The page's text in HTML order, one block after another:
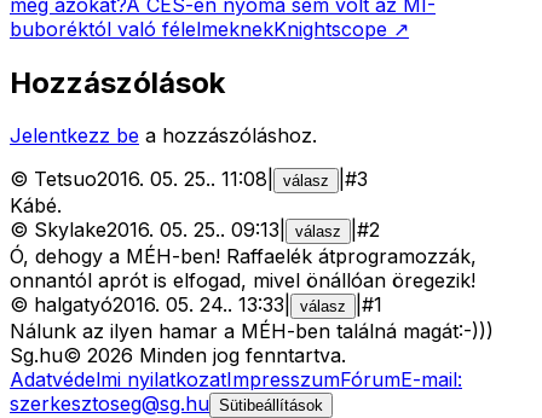
buboréktól való félelmeknekKnightscope ↗
Hozzászólások
Jelentkezz be a hozzászóláshoz.
© Tetsuo2016. 05. 25.. 11:08 válasz #3
Kábé.
© Skylake2016. 05. 25.. 09:13 válasz #2
Ó, dehogy a MÉH-ben! Raffaelék átprogramozzák,
onnantól aprót is elfogad, mivel önállóan öregezik!
© halgatyó2016. 05. 24.. 13:33 válasz #1
Nálunk az ilyen hamar a MÉH-ben találná magát:-)))
Sg.hu© 2026 Minden jog fenntartva.
Adatvédelmi nyilatkozatImpresszumFórumE-mail:
szerkesztoseg@sg.hu Sütibeállítások